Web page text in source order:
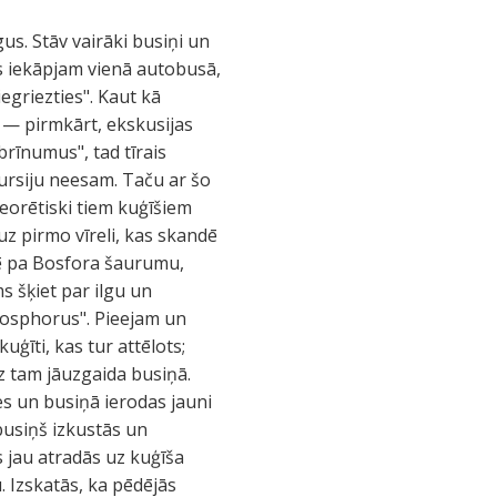
Stāv vairāki busiņi un
vienā autobusā,
Kaut kā
— pirmkārt, ekskusijas
tad tīrais
neesam. Taču ar šo
tiem kuģīšiem
pirmo vīreli, kas skandē
Bosfora šaurumu,
šķiet par ilgu un
Pieejam un
kas tur attēlots;
tam jāuzgaida busiņā.
un busiņā ierodas jauni
izkustās un
jau atradās uz kuģīša
ka pēdējās